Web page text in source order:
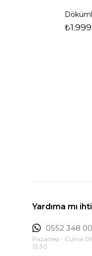
Yardıma mı
0552 348
Pazartesi - Cuma
13:30